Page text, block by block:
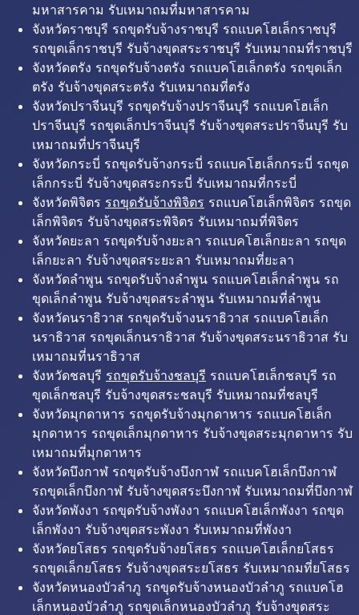
มหาสารคาม รับเหมาถมที่มหาสารคาม
จังหวัดราชบุรี รถขุดรับจ้างราชบุรี รถแบคโฮเล็กราชบุรี
รถขุดเล็กราชบุรี รับจ้างขุดสระราชบุรี รับเหมาถมที่ราชบุรี
จังหวัดตรัง รถขุดรับจ้างตรัง รถแบคโฮเล็กตรัง รถขุดเล็ก
ตรัง รับจ้างขุดสระตรัง รับเหมาถมที่ตรัง
จังหวัดปราจีนบุรี รถขุดรับจ้างปราจีนบุรี รถแบคโฮเล็ก
ปราจีนบุรี รถขุดเล็กปราจีนบุรี รับจ้างขุดสระปราจีนบุรี รับ
เหมาถมที่ปราจีนบุรี
จังหวัดกระบี่ รถขุดรับจ้างกระบี่ รถแบคโฮเล็กกระบี่ รถขุด
เล็กกระบี่ รับจ้างขุดสระกระบี่ รับเหมาถมที่กระบี่
จังหวัดพิจิตร รถขุดรับจ้างพิจิตร รถแบคโฮเล็กพิจิตร รถขุด
เล็กพิจิตร รับจ้างขุดสระพิจิตร รับเหมาถมที่พิจิตร
จังหวัดยะลา รถขุดรับจ้างยะลา รถแบคโฮเล็กยะลา รถขุด
เล็กยะลา รับจ้างขุดสระยะลา รับเหมาถมที่ยะลา
จังหวัดลำพูน รถขุดรับจ้างลำพูน รถแบคโฮเล็กลำพูน รถ
ขุดเล็กลำพูน รับจ้างขุดสระลำพูน รับเหมาถมที่ลำพูน
จังหวัดนราธิวาส รถขุดรับจ้างนราธิวาส รถแบคโฮเล็ก
นราธิวาส รถขุดเล็กนราธิวาส รับจ้างขุดสระนราธิวาส รับ
เหมาถมที่นราธิวาส
จังหวัดชลบุรี รถขุดรับจ้างชลบุรี รถแบคโฮเล็กชลบุรี รถ
ขุดเล็กชลบุรี รับจ้างขุดสระชลบุรี รับเหมาถมที่ชลบุรี
จังหวัดมุกดาหาร รถขุดรับจ้างมุกดาหาร รถแบคโฮเล็ก
มุกดาหาร รถขุดเล็กมุกดาหาร รับจ้างขุดสระมุกดาหาร รับ
เหมาถมที่มุกดาหาร
จังหวัดบึงกาฬ รถขุดรับจ้างบึงกาฬ รถแบคโฮเล็กบึงกาฬ
รถขุดเล็กบึงกาฬ รับจ้างขุดสระบึงกาฬ รับเหมาถมที่บึงกาฬ
จังหวัดพังงา รถขุดรับจ้างพังงา รถแบคโฮเล็กพังงา รถขุด
เล็กพังงา รับจ้างขุดสระพังงา รับเหมาถมที่พังงา
จังหวัดยโสธร รถขุดรับจ้างยโสธร รถแบคโฮเล็กยโสธร
รถขุดเล็กยโสธร รับจ้างขุดสระยโสธร รับเหมาถมที่ยโสธร
จังหวัดหนองบัวลำภู รถขุดรับจ้างหนองบัวลำภู รถแบคโฮ
เล็กหนองบัวลำภู รถขุดเล็กหนองบัวลำภู รับจ้างขุดสระ